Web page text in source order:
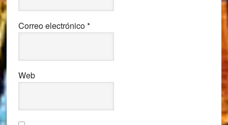
Correo electrónico*
Web